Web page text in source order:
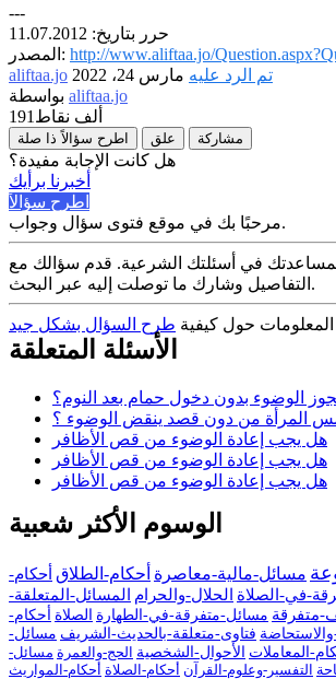
---
حرر بتاريخ: 11.07.2012
المصدر: http://www.aliftaa.jo/
aliftaa.jo
تم الرد عليه مارس 24، 2022
aliftaa.jo
191ألف نقاط
اطرح سؤالاً ذا صلة علق مشاركة
هل كانت الإجابة مفيدة؟
أخبرنا برأيك
اطرح سؤالاً
مرحبًا بك في موقع فتوى سؤال وجواب.
لمساعدتك في أسئلتك الشرعية. قدم سؤالك مع
التفاصيل وشارك ما توصلت إليه عبر البحث.
المعلومات حول كيفية طرح السؤال بشكل جيد
الأسئلة المتعلقة
الوضوء بدون دخول حمام بعد النوم؟
المرأة من دون قصد ينقض الوضوء ؟
هل يجب إعادة الوضوء من قص الأظافر
هل يجب إعادة الوضوء من قص الأظافر
هل يجب إعادة الوضوء من قص الأظافر
الوسوم الأكثر شعبية
مسائل-مالية-معاصرة أحكام-الطلاق أحكام-
في-الصلاة الحلال-والحرام المسائل-المتعلقة-
متفرقة مسائل-متفرقة-في-الطهارة الصلاة أحكام-
فتاوى-متعلقة-بالحديث-الشريف مسائل-
المعاملات الأحوال-الشخصية الحج-والعمرة مسائل-
التفسير-وعلوم-القرآن أحكام-الصلاة أحكام-المواريث